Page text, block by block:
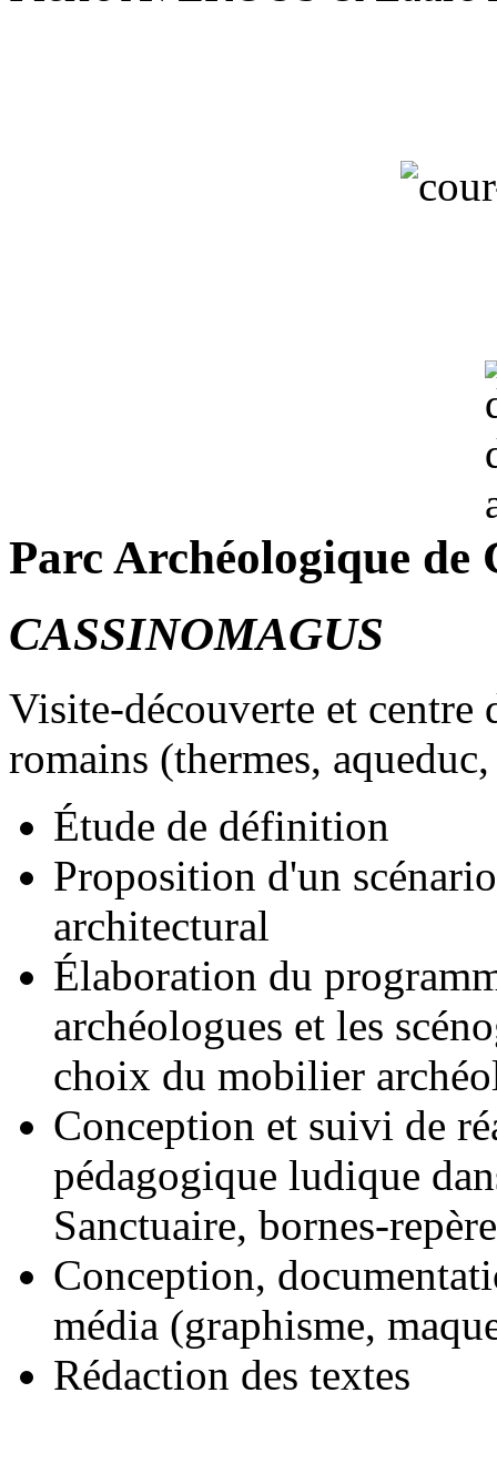
Parc Archéologique de
CASSINOMAGUS
Visite-découverte et
romains (thermes,
Étude de définition
Proposition d'un
architectural
Élaboration du
archéologues et les
choix du mobilier
Conception et suivi de
pédagogique ludique
Sanctuaire, bornes-
Conception,
média (graphisme,
Rédaction des textes